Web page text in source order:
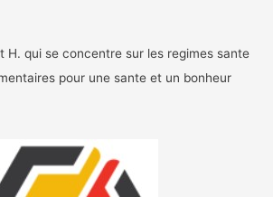
H. qui se concentre sur les regimes sante
pour une sante et un bonheur